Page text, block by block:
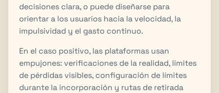
decisiones clara, o puede diseñarse para
orientar a los usuarios hacia la velocidad, la
impulsividad y el gasto continuo.
En el caso positivo, las plataformas usan
empujones: verificaciones de la realidad, límites
de pérdidas visibles, configuración de límites
durante la incorporación y rutas de retirada